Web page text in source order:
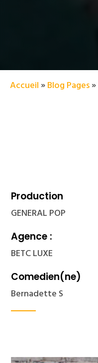
Accueil »Blog Pages»
Production
GENERAL POP
Agence :
BETC LUXE
Comedien(ne)
Bernadette S